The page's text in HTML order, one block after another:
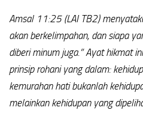
Amsal 11:25 (LAI TB2)
akan berkelimpahan, dan siapa
diberi minum juga.” Ayat hikmat
prinsip rohani yang dalam:
kemurahan hati bukanlah
melainkan kehidupan yang